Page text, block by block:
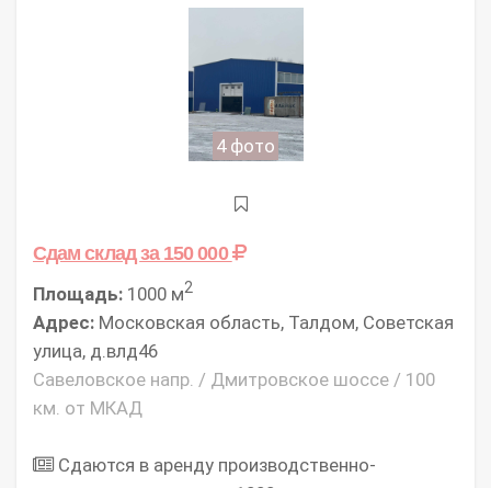
4 фото
Сдам складза 150 000
Площадь: 1000 м2
Адрес: Московская область, Талдом, Советская
улица, д.влд46
Савеловское напр. / Дмитровское шоссе / 100
км. от МКАД
Сдаются в аренду производственно-